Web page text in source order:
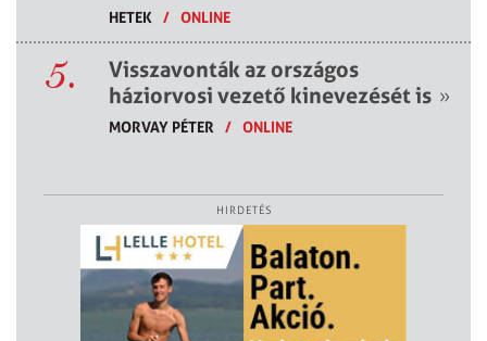
HETEK / ONLINE
5.
Visszavonták az országos
háziorvosi vezető kinevezését is »
MORVAY PÉTER / ONLINE
HIRDETÉS